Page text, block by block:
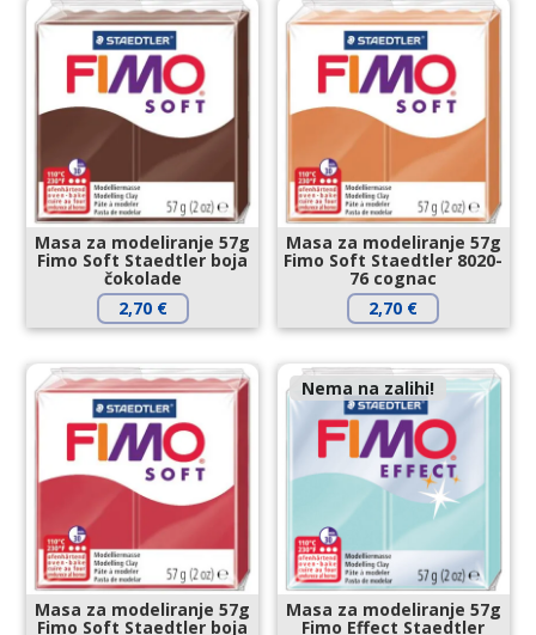
Masa za modeliranje 57g
Fimo Soft Staedtler boja
čokolade
2,70 €
Masa za modeliranje 57g
Fimo Soft Staedtler 8020-
76 cognac
2,70 €
Masa za modeliranje 57g
Fimo Soft Staedtler boja
Nema na zalihi!
Masa za modeliranje 57g
Fimo Effect Staedtler